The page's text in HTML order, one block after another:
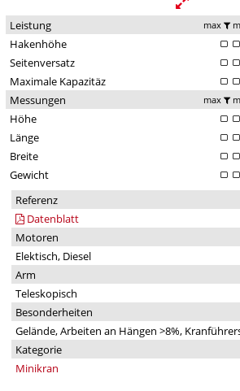
Leistung max
Hakenhöhe
Seitenversatz
Maximale Kapazitäz
Messungen
max
Höhe
Länge
Breite
Gewicht
Referenz
Datenblatt
Motoren
Elektisch, Diesel
Arm
Teleskopisch
Besonderheiten
Gelände, Arbeiten an Hängen >8%,
Kategorie
Minikran